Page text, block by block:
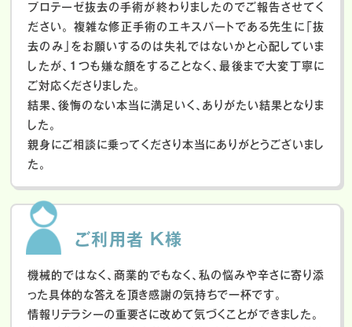
プロテーゼ抜去の手術が終わりましたのでご報告させてく
ださい。
複雑な修正手術のエキスパートである先生に「抜
去のみ」をお願いするのは失礼ではないかと心配していま
したが、１つも嫌な顔をすることなく、最後まで大変丁寧に
ご対応くださりました。
結果、後悔のない本当に満足いく、ありがたい結果となりま
した。
親身にご相談に乗ってくださり本当にありがとうございまし
た。
ご利用者 K様
機械的ではなく、商業的でもなく、私の悩みや辛さに寄り添
った具体的な答えを頂き感謝の気持ちで一杯です。
情報リテラシーの重要さに改めて気づくことができました。